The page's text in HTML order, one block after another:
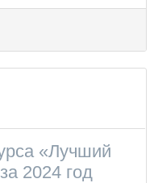
«Лучший
2024 год